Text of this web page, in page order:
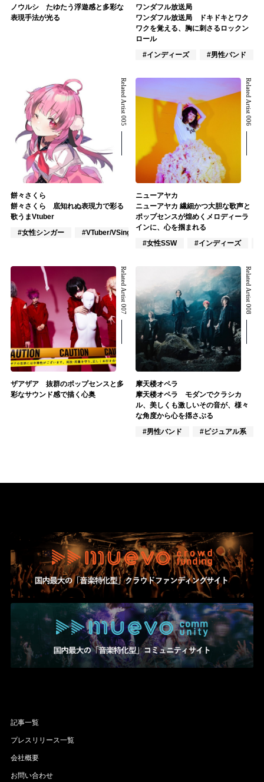
ノウルシ たゆたう浮遊感と多彩な
表現手法が光る
ワンダフル放送局
ワンダフル放送局 ドキドキとワク
ワクを覚える、胸に刺さるロックン
ロール
#インディーズ
#男性バンド
Related Artist 005
餅々さくら
餅々さくら 底知れぬ表現力で彩る
歌うまVtuber
#女性シンガー
#VTuber/VSinger #VOCALOID
Related Artist 006
ニューアヤカ
ニューアヤカ 繊細かつ大胆な歌声と
ポップセンスが煌めくメロディーラ
インに、心を掴まれる
#女性SSW
#インディーズ
Related Artist 007
ザアザア 抜群のポップセンスと多
彩なサウンド感で描く心奥
Related Artist 008
摩天楼オペラ
摩天楼オペラ モダンでクラシカ
ル、美しくも激しいその音が、様々
な角度から心を揺さぶる
#男性バンド
#ビジュアル系
記事一覧
プレスリリース一覧
会社概要
お問い合わせ